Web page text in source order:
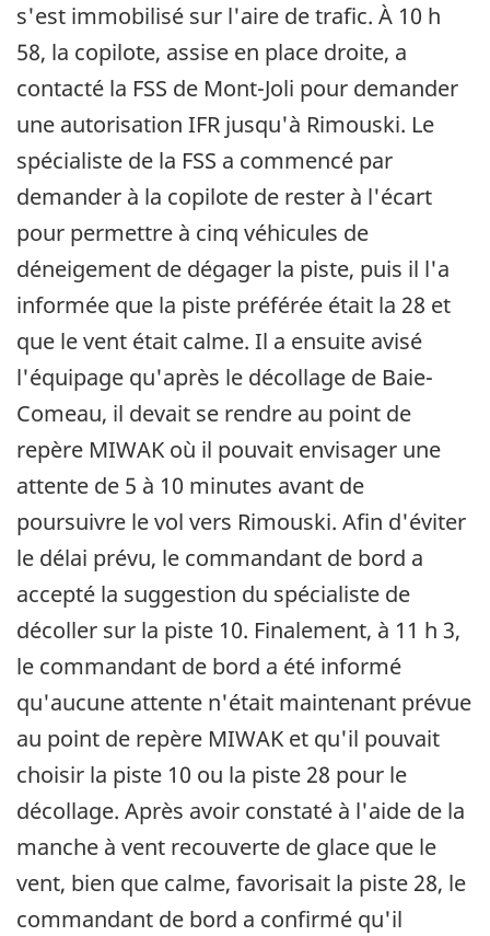
s'est immobilisé sur l'aire de trafic. À 10 h
58, la copilote, assise en place droite, a
contacté la FSS de Mont-Joli pour demander
une autorisation IFR jusqu'à Rimouski. Le
spécialiste de la FSS a commencé par
demander à la copilote de rester à l'écart
pour permettre à cinq véhicules de
déneigement de dégager la piste, puis il l'a
informée que la piste préférée était la 28 et
que le vent était calme. Il a ensuite avisé
l'équipage qu'après le décollage de Baie-
Comeau, il devait se rendre au point de
repère MIWAK où il pouvait envisager une
attente de 5 à 10 minutes avant de
poursuivre le vol vers Rimouski. Afin d'éviter
le délai prévu, le commandant de bord a
accepté la suggestion du spécialiste de
décoller sur la piste 10. Finalement, à 11 h 3,
le commandant de bord a été informé
qu'aucune attente n'était maintenant prévue
au point de repère MIWAK et qu'il pouvait
choisir la piste 10 ou la piste 28 pour le
décollage. Après avoir constaté à l'aide de la
manche à vent recouverte de glace que le
vent, bien que calme, favorisait la piste 28, le
commandant de bord a confirmé qu'il